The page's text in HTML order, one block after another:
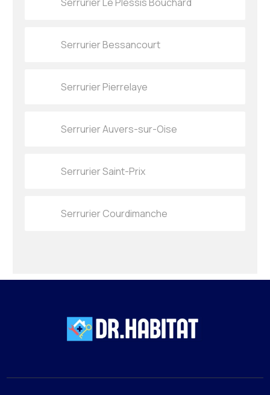
Serrurier Bessancourt
Serrurier Pierrelaye
Serrurier Auvers-sur-Oise
Serrurier Saint-Prix
Serrurier Courdimanche